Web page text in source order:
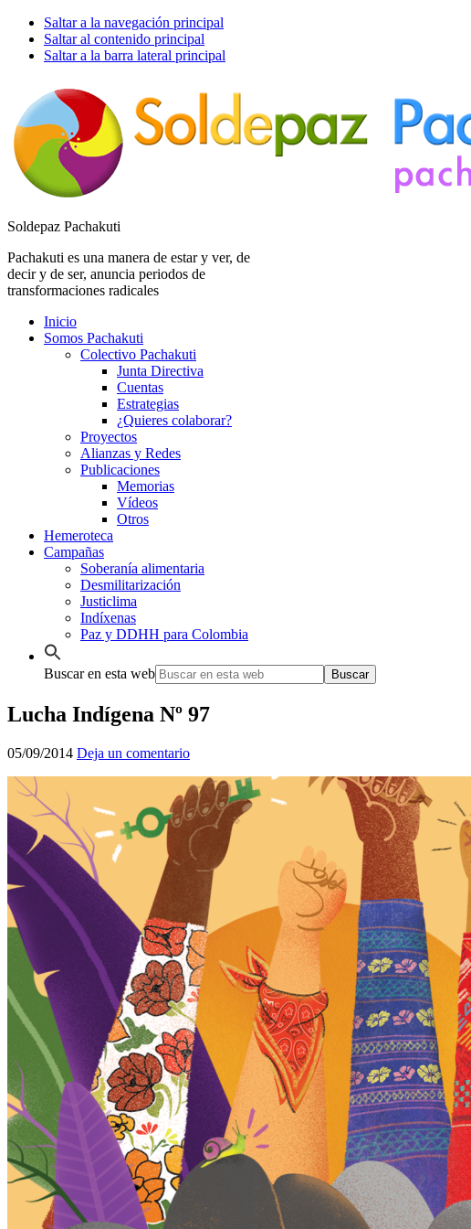
Saltar a la navegación principal
Saltar al contenido principal
Saltar a la barra lateral principal
Soldepaz Pachakuti
Pachakuti es una manera de estar y ver, de
decir y de ser, anuncia periodos de
transformaciones radicales
Inicio
Somos Pachakuti
Colectivo Pachakuti
Junta Directiva
Cuentas
Estrategias
¿Quieres colaborar?
Proyectos
Alianzas y Redes
Publicaciones
Memorias
Vídeos
Otros
Hemeroteca
Campañas
Soberanía alimentaria
Desmilitarización
Justiclima
Indíxenas
Paz y DDHH para Colombia
Buscar en esta web
Lucha Indígena Nº 97
05/09/2014 Deja un comentario